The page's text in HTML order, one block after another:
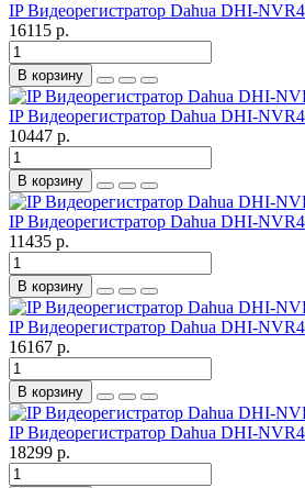
IP Видеорегистратор Dahua DHI-
16115 р.
В корзину
IP Видеорегистратор Dahua DHI-
10447 р.
В корзину
IP Видеорегистратор Dahua DHI-
11435 р.
В корзину
IP Видеорегистратор Dahua DHI-
16167 р.
В корзину
IP Видеорегистратор Dahua DHI-
18299 р.